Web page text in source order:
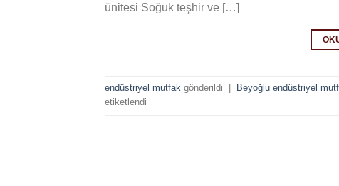
ünitesi Soğuk teşhir ve […]
endüstriyel mutfak gönderildi Beyoğlu endüstriyel
etiketlendi